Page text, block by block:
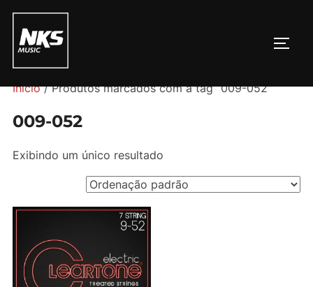
Pular
para
conteúdo
Início/ Produtos marcados com a tag “009-052”
009-052
Exibindo um único resultado